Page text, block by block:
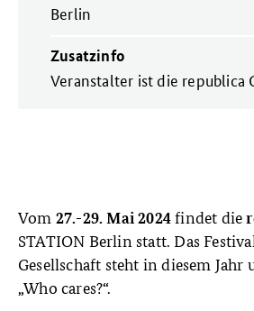
Berlin
Zusatzinfo
Veranstalter ist die republica
Vom 27.-29. Mai 2024findet die
STATION Berlin statt. Das
Gesellschaft steht in diesem
„Who cares?“.